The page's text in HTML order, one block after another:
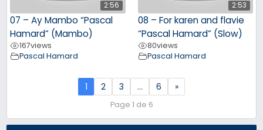
2:56
07 – Ay Mambo “Pascal
Hamard” (Mambo)
167views
Pascal Hamard
2:53
08 – For karen and flavie
“Pascal Hamard” (Slow)
80views
Pascal Hamard
1 2 3 … 6 »
Page 1 de 6